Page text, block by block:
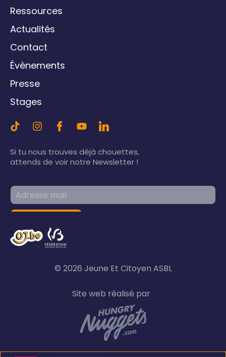
Ressources
Actualités
Contact
Évènements
Presse
Stages
Si tu nous trouves déjà chouettes,
attends de voir notre Newsletter !
© 2026 Jeune Et Citoyen ASBL
Site web réalisé par